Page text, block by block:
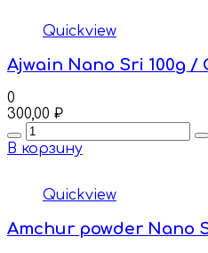
Quickview
Ajwain Nano Sri 100g
0
300,00 ₽
Quantity
В корзину
Quickview
Amchur powder